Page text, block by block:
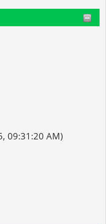
09:31:20 AM)